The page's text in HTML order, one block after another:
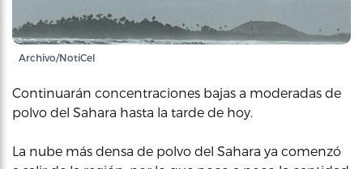
Archivo/NotiCel
Continuarán concentraciones bajas a moderadas de
polvo del Sahara hasta la tarde de hoy.
La nube más densa de polvo del Sahara ya comenzó